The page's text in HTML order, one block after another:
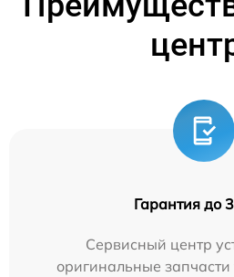
Гарантия до
Сервисный центр
оригинальные